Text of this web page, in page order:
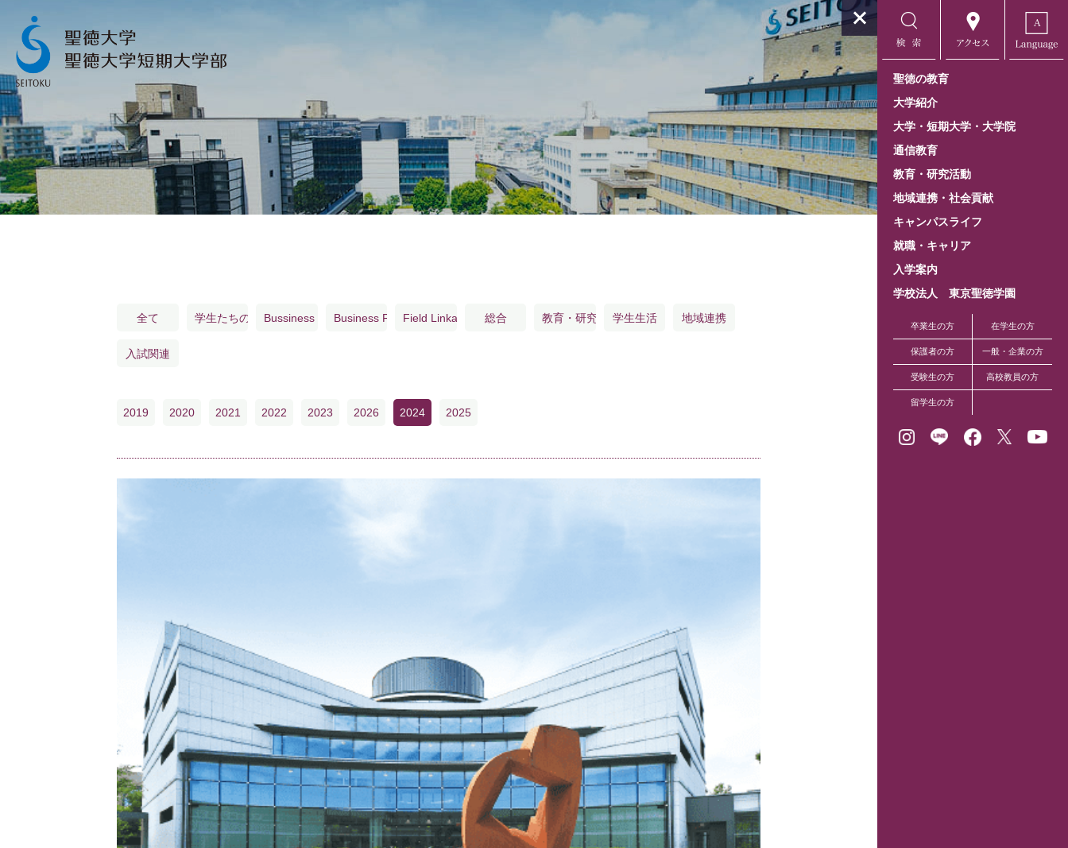
全て 学生たちの活躍Bussiness Field Linkage®･Field Linkage®
Business Field Linkage®
Field Linkage® 総合 教育・研究 学生生活 地域連携
入試関連
2019 2020 2021 2022 2023 2026 2024 2025
聖徳の教育
大学紹介
大学・短期大学・大学院
通信教育
教育・研究活動
地域連携・社会貢献
キャンパスライフ
就職・キャリア
入学案内
学校法人 東京聖徳学園
卒業生の方 在学生の方
保護者の方 一般・企業の方
受験生の方 高校教員の方
留学生の方